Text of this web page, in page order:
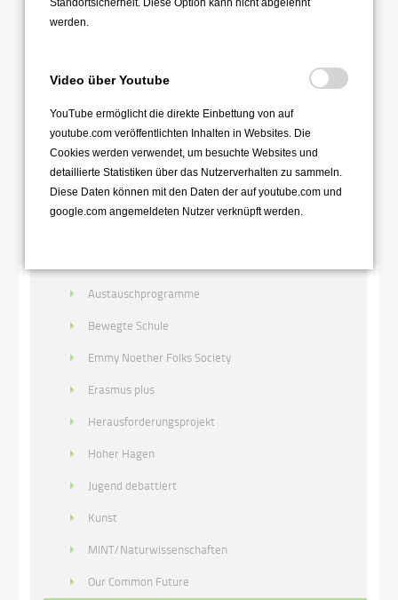
Also: Lasst uns irritieren, expressiv sein und unsere Fantasie
Schulgemeinschaft
Neuer 5. Jahrgang
Sekundarstufe 1
Austauschprogramme
Bewegte Schule
Emmy Noether Folks Society
Erasmus plus
Herausforderungsprojekt
Hoher Hagen
Jugend debattiert
Kunst
MINT/Naturwissenschaften
Our Common Future
Standortsicherheit. Diese Option kann nicht abgelehnt
werden.
Video über Youtube
YouTube ermöglicht die direkte Einbettung von auf
youtube.com veröffentlichten Inhalten in Websites. Die
Cookies werden verwendet, um besuchte Websites und
detaillierte Statistiken über das Nutzerverhalten zu sammeln.
Diese Daten können mit den Daten der auf youtube.com und
google.com angemeldeten Nutzer verknüpft werden.